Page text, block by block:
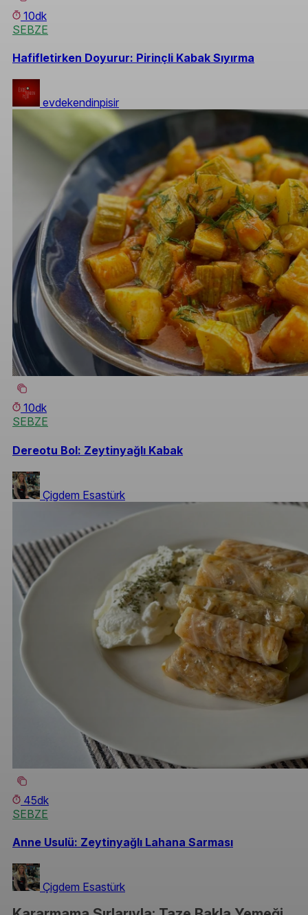
10dk
SEBZE
Hafifletirken Doyurur: Pirinçli Kabak Sıyırma
evdekendinpisir
10dk
SEBZE
Dereotu Bol: Zeytinyağlı Kabak
Çigdem Esastürk
45dk
SEBZE
Anne Usulü: Zeytinyağlı Lahana Sarması
Çigdem Esastürk